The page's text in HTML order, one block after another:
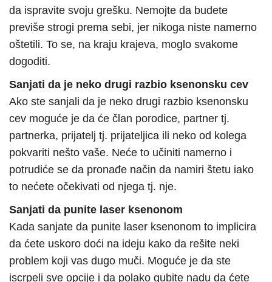
da ispravite svoju grešku. Nemojte da budete
previše strogi prema sebi, jer nikoga niste namerno
oštetili. To se, na kraju krajeva, moglo svakome
dogoditi.
Sanjati da je neko drugi razbio ksenonsku cev
Ako ste sanjali da je neko drugi razbio ksenonsku
cev moguće je da će član porodice, partner tj.
partnerka, prijatelj tj. prijateljica ili neko od kolega
pokvariti nešto vaše. Neće to učiniti namerno i
potrudiće se da pronađe način da namiri štetu iako
to nećete očekivati od njega tj. nje.
Sanjati da punite laser ksenonom
Kada sanjate da punite laser ksenonom to implicira
da ćete uskoro doći na ideju kako da rešite neki
problem koji vas dugo muči. Moguće je da ste
iscrpeli sve opcije i da polako gubite nadu da ćete